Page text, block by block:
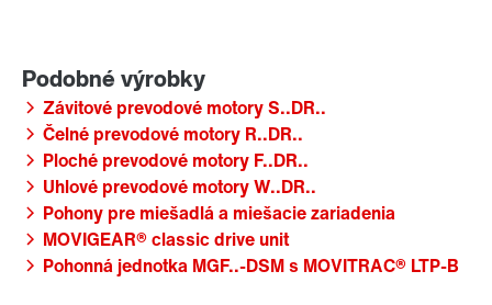
Závitové prevodové motory S..DR..
Čelné prevodové motory R..DR..
Ploché prevodové motory F..DR..
Uhlové prevodové motory W..DR..
Pohony pre miešadlá a miešacie zariadenia
MOVIGEAR® classic drive unit
Pohonná jednotka MGF..-DSM s MOVITRAC® LTP-B